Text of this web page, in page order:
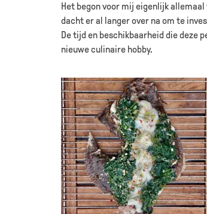
Het begon voor mij eigenlijk
dacht er al langer over na om te
De tijd en beschikbaarheid die
nieuwe culinaire hobby.